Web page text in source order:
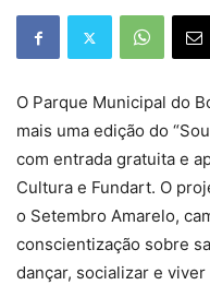
O Parque Municipal do
mais uma edição do
com entrada gratuita e
Cultura e Fundart. O
o Setembro Amarelo,
conscientização sobre
dançar, socializar e